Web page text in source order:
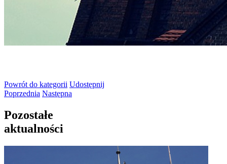
Powrót do kategorii Udostępnij
Poprzednia Następna
Pozostałe
aktualności